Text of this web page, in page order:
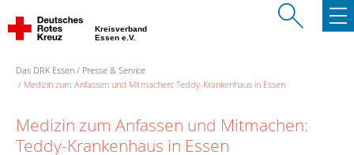
Kreisverband
Essen e.V.
Das DRK Essen
Presse & Service
Medizin zum Anfassen und Mitmachen: Teddy-Krankenhaus in Essen
Medizin zum Anfassen und Mitmachen:
Teddy-Krankenhaus in Essen